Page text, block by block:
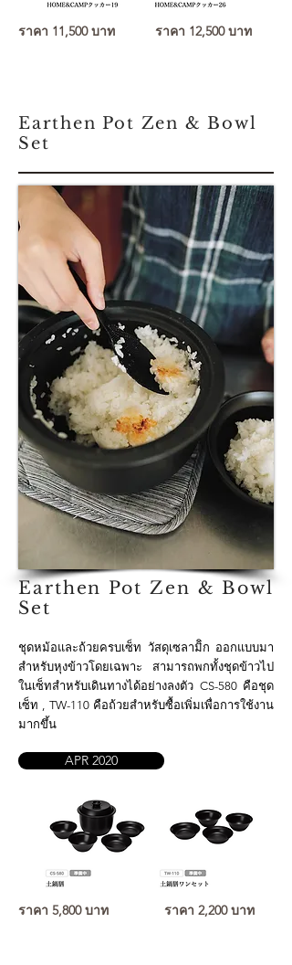
ราคา 11,500 บาท ราคา 12,500 บาท
Earthen Pot Zen & Bowl
Set
Earthen Pot Zen & Bowl
Set
ชุดหม้อและถ้วยครบเซ็ท วัสดุเซลามิิก ออกแบบมา
สำหรับหุงข้าวโดยเฉพาะ สามารถพกทั้งชุดข้าวไป
ในเซ็ทสำหรับเดินทางได้อย่างลงตัว CS-580 คือชุด
เซ็ท , TW-110 คือถ้วยสำหรับซื้อเพิ่มเพื่อการใช้งาน
มากขึ้น
APR 2020
ราคา 5,800 บาท ราคา 2,200 บาท